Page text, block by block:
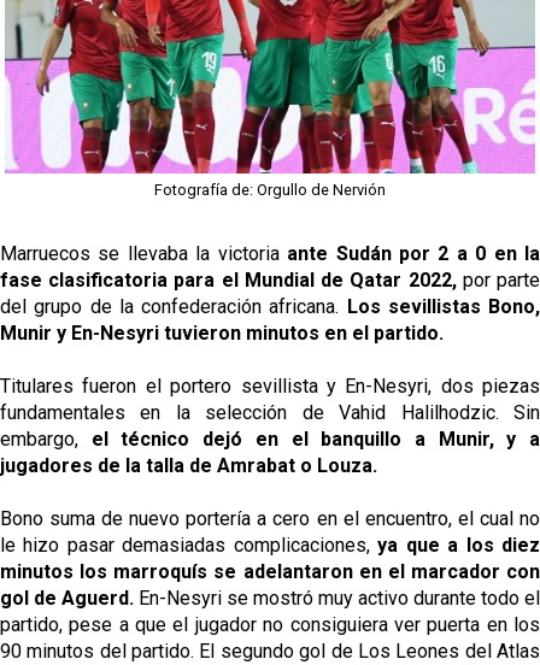
Oso es el siguiente en la lista para salir
Banquillos confirmados: así queda la cantera del
Sevilla Femenino para la 2026/27
Previa | El Sevilla FC cierra la pretemporada con el
exigente choque ante el Bayer Leverkusen
Fotografía de: Orgullo de Nervión
Marruecos se llevaba la victoriaante Sudán por 2 a 0 en la
fase clasificatoria para el Mundial de Qatar 2022,por parte
del grupo de la confederación africana. Los sevillistas Bono,
Munir y En-Nesyri tuvieron minutos en el partido.
Titulares fueron el portero sevillista y En-Nesyri, dos piezas
fundamentales en la selección de Vahid Halilhodzic. Sin
embargo, el técnico dejó en el banquillo a Munir, y a
jugadores de la talla de Amrabat o Louza.
Bono suma de nuevo portería a cero en el encuentro, el cual no
le hizo pasar demasiadas complicaciones,ya que a los diez
minutos los marroquís se adelantaron en el marcador con
gol de Aguerd. En-Nesyri se mostró muy activo durante todo el
partido, pese a que el jugador no consiguiera ver puerta en los
90 minutos del partido. El segundo gol de Los Leones del Atlas